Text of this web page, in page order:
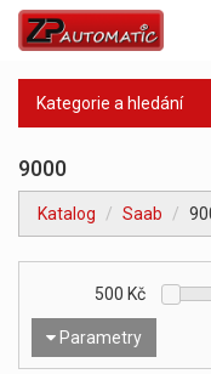
Kategorie a hledání
9000
Katalog Saab
Parametry
500 Kč